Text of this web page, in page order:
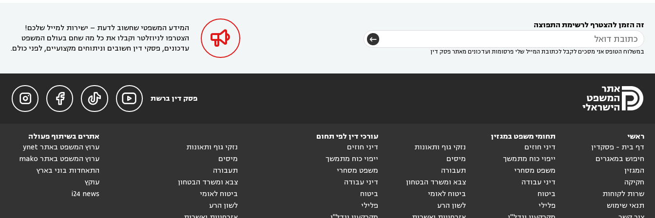
דין בשוהם 

המידע המשפטי שחשוב לדעת – ישירות למייל שלכם!
הצטרפו לניוזלטר וקבלו את כל מה שחם בעולם המשפט
עדכונים, פסקי דין חשובים וניתוחים מקצועיים, לפני כולם.
זה הזמן להצטרף לרשימת התפוצה
במשלוח הטופס אני מסכים לקבל לכתובת המייל שלי פרסומות ועדכונים מאתר פסק דין
פסק דין ברשת 



ראשי
דף בית - פסקדין
חיפוש במאגרים
המגזין
חקיקה
שרות לקוחות
תנאי שימוש
תחומי משפט במגזין
דיני חוזים
ייפוי כוח מתמשך
משפט מסחרי
דיני עבודה
ביטוח
פלילי
נזקי גוף ותאונות
מיסים
תעבורה
צבא ומשרד הבטחון
ביטוח לאומי
לשון הרע
עורכי דין לפי תחום
דיני חוזים
ייפוי כוח מתמשך
משפט מסחרי
דיני עבודה
ביטוח
פלילי
נזקי גוף ותאונות
מיסים
תעבורה
צבא ומשרד הבטחון
ביטוח לאומי
לשון הרע
אתרים בשיתוף פעולה
ערוץ המשפט באתר ynet
ערוץ המשפט באתר mako
התאחדות בוני בארץ
עוקץ
i24 news